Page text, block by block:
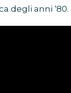
degli anni ‘80.